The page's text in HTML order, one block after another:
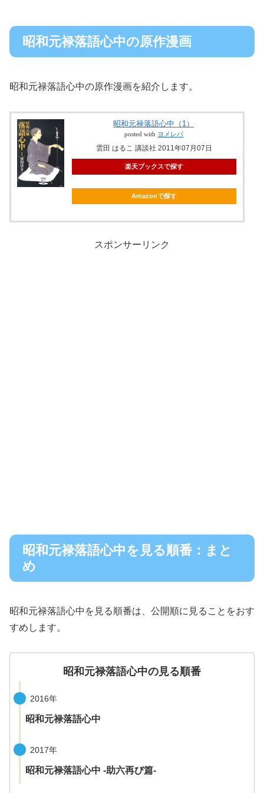
昭和元禄落語心中の原作漫画
昭和元禄落語心中の原作漫画を紹介します。
昭和元禄落語心中（1）
posted with ヨメレバ
雲田 はるこ 講談社 2011年07月07日
楽天ブックスで探す
Amazonで探す
スポンサーリンク
昭和元禄落語心中を見る順番：まと
め
昭和元禄落語心中を見る順番は、公開順に見ることをおす
すめします。
昭和元禄落語心中の見る順番
2016年
昭和元禄落語心中
2017年
昭和元禄落語心中 -助六再び篇-